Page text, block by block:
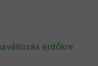
erdőkre